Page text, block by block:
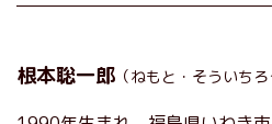
根本聡一郎 （ねもと・そういちろ